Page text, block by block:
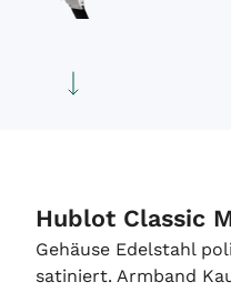
Verkauft
Verkauft
Hublot Classic
Gehäuse Edelstahl
satiniert. Armband